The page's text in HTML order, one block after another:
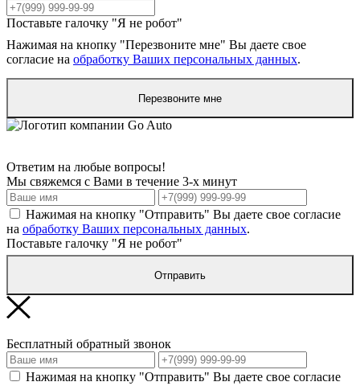
Поставьте галочку "Я не робот"
Нажимая на кнопку "Перезвоните мне" Вы даете свое
согласие на обработку Ваших персональных данных.
Перезвоните мне
Ответим на любые вопросы!
Мы свяжемся с Вами в течение 3-х минут
Нажимая на кнопку "Отправить" Вы даете свое согласие
на обработку Ваших персональных данных.
Поставьте галочку "Я не робот"
Отправить
Бесплатный обратный звонок
Нажимая на кнопку "Отправить" Вы даете свое согласие